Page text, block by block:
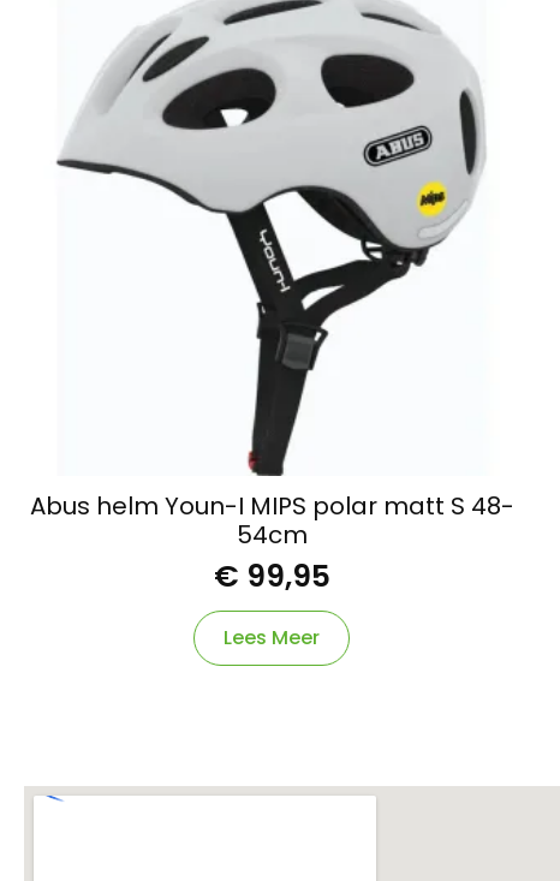
Abus helm Youn-I MIPS polar matt S 48-
54cm
€ 99,95
Lees Meer